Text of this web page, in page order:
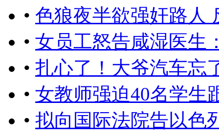
• 色狼夜半欲强奸路人
• 女员工怒告咸湿医生
• 扎心了！大爷汽车忘
• 女教师强迫40名学生
• 拟向国际法院告以色